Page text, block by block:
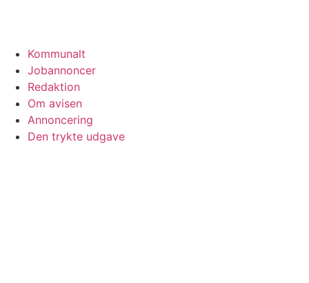
Kommunalt
Jobannoncer
Redaktion
Om avisen
Annoncering
Den trykte udgave